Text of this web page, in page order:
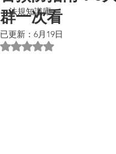
法規知識庫
群一次看
已更新： 6月19日
評等為 NaN（最高為 5